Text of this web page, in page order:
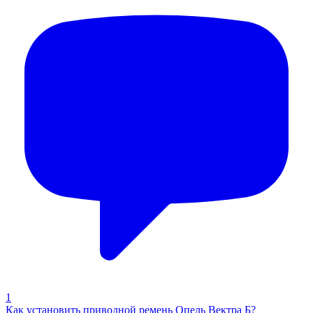
1
Как установить приводной ремень Опель Вектра Б?